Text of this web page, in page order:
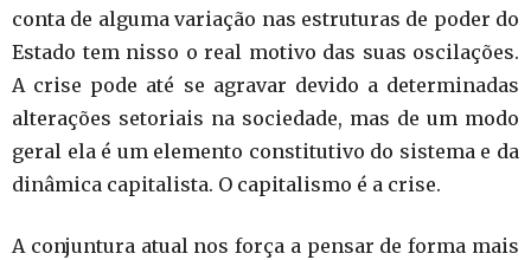
conta de alguma variação nas estruturas de poder do
Estado tem nisso o real motivo das suas oscilações.
A crise pode até se agravar devido a determinadas
alterações setoriais na sociedade, mas de um modo
geral ela é um elemento constitutivo do sistema e da
dinâmica capitalista. O capitalismo é a crise.
A conjuntura atual nos força a pensar de forma mais